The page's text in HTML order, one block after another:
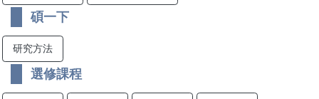
碩一下
研究方法
選修課程